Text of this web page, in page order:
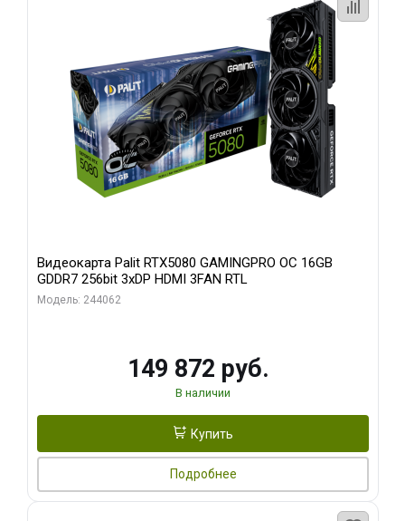
Видеокарта Palit RTX5080 GAMINGPRO OC 16GB
GDDR7 256bit 3xDP HDMI 3FAN RTL
Модель: 244062
149 872 руб.
В наличии
Купить
Подробнее